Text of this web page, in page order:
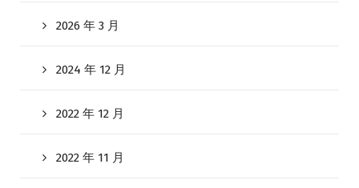
2026 年 3 月
2024 年 12 月
2022 年 12 月
2022 年 11 月